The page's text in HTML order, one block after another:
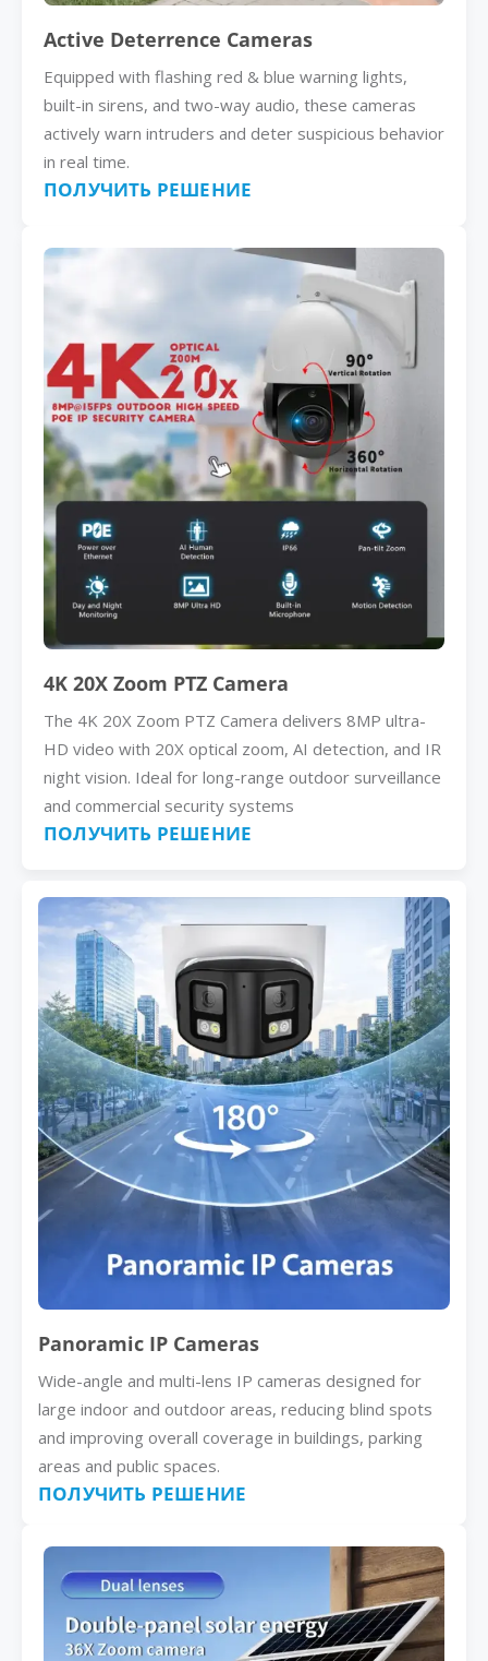
Active Deterrence Cameras
Equipped with flashing red & blue warning lights,
built-in sirens, and two-way audio, these cameras
actively warn intruders and deter suspicious behavior
in real time.
ПОЛУЧИТЬ РЕШЕНИЕ
4K 20X Zoom PTZ Camera
The 4K 20X Zoom PTZ Camera delivers 8MP ultra-
HD video with 20X optical zoom, AI detection, and IR
night vision. Ideal for long-range outdoor surveillance
and commercial security systems
ПОЛУЧИТЬ РЕШЕНИЕ
Panoramic IP Cameras
Wide-angle and multi-lens IP cameras designed for
large indoor and outdoor areas, reducing blind spots
and improving overall coverage in buildings, parking
areas and public spaces.
ПОЛУЧИТЬ РЕШЕНИЕ